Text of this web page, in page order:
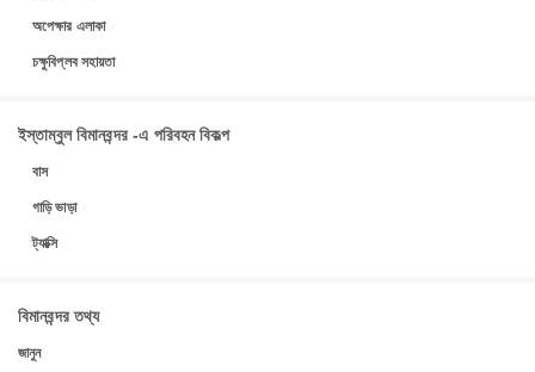
অপেক্ষার এলাকা
চক্ষুবিপ্লব সহায়তা
ইস্তাম্বুল বিমানবন্দর -এ পরিবহন বিকল্প
বাস
গাড়ি ভাড়া
ট্যাক্সি
বিমানবন্দর তথ্য
জানুন